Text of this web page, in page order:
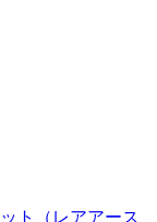
ト（レアアース